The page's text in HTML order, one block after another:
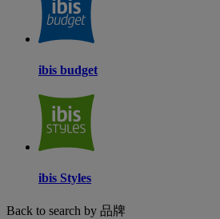
ibis budget
ibis Styles
Back to search by 品牌